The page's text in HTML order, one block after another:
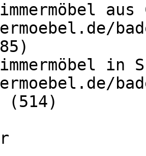
in
(514)